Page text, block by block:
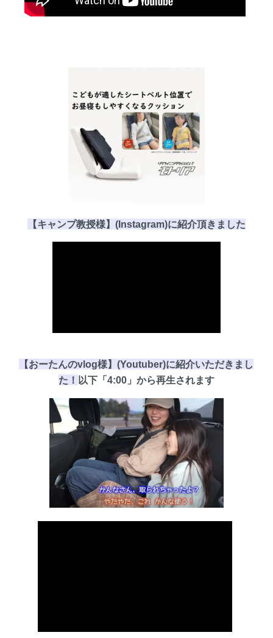
【キャンプ教授様】(Instagram)に紹介頂き ました
【おーたんのvlog様】(Youtuber)に紹介いただきまし
た！ 以下「4:00」 から再生されます